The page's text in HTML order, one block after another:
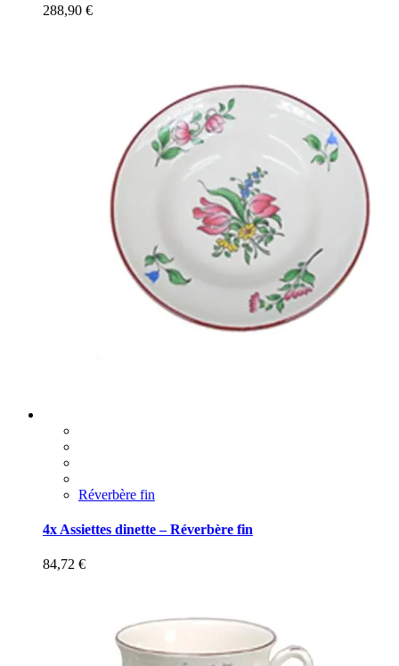
288,90 €
Réverbère fin
4x Assiettes dinette – Réverbère fin
84,72 €